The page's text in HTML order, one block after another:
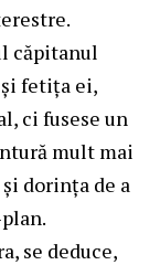
căpitanul
și fetița ei,
ci fusese un
mult mai
dorința de a
se deduce,